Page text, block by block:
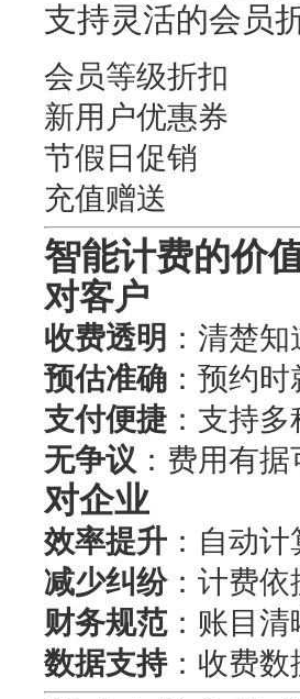
支持灵活的会员
会员等级折扣
新用户优惠券
节假日促销
充值赠送
智能计费的价
对客户
收费透明 ：清楚
预估准确 ：预约
支付便捷 ：支持
无争议 ：费用有据
对企业
效率提升 ：自动
减少纠纷：计费依
财务规范：账目清
数据支持：收费数